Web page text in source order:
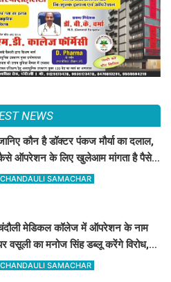
NEWS
कौन है डॉक्टर पंकज मौर्या का दलाल,
ऑपरेशन के लिए खुलेआम मांगता है पैसे,
सिंह डब्लू ने खोला मोर्चा
CHANDAULI SAMACHAR
मेडिकल कॉलेज में ऑपरेशन के नाम
वसूली का मनोज सिंह डब्लू करेंगे विरोध,
को देंगे धरना
CHANDAULI SAMACHAR